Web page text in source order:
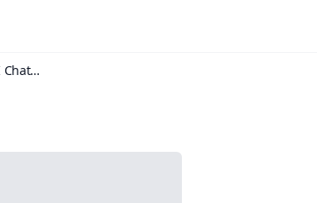
An analysis of the Impact of Text-based AI Chatbot on Consumer Purchase Intentions in Online Shopping Platforms